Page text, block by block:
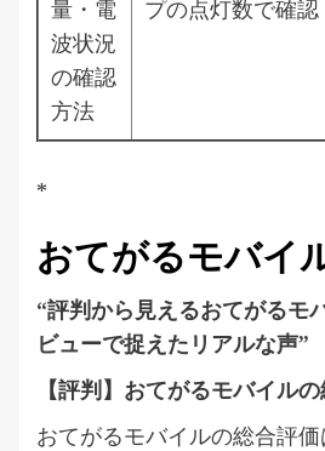
量・電
波状況
の確認
方法
プの点灯数で確認
*
おてがるモバイ
“評判から見えるおてがるモ
ビューで捉えたリアルな声”
【評判】おてがるモバイル
おてがるモバイルの総合評